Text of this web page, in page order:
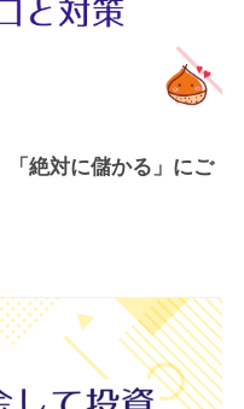
絶対に儲かる」にご